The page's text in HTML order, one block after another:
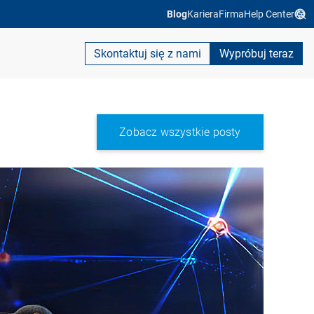
BlogKarieraFirmaHelp Center
Skontaktuj się z nami Wypróbuj teraz
Zobacz wszystkie posty